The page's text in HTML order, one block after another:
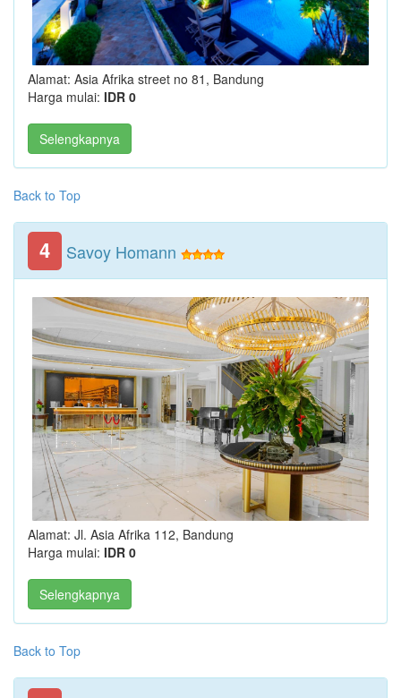
Alamat: Asia Afrika street no 81, Bandung
Harga mulai: IDR 0
Selengkapnya
Back to Top
4 Savoy Homann
Alamat: Jl. Asia Afrika 112, Bandung
Harga mulai: IDR 0
Selengkapnya
Back to Top